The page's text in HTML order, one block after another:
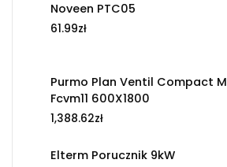
Noveen PTC05
61.99zł
Purmo Plan Ventil Compact M
Fcvm11 600X1800
1,388.62zł
Elterm Porucznik 9kW